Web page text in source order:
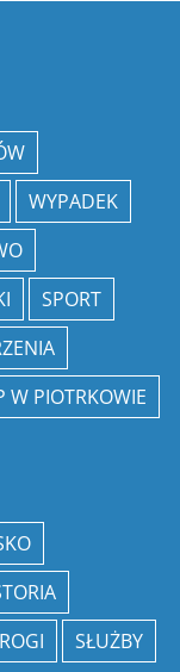
WYPADEK
SPORT
W PIOTRKOWIE
SŁUŻBY